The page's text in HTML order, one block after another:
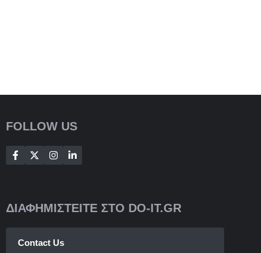
FOLLOW US
ΔΙΑΦΗΜΙΣΤΕΙΤΕ ΣΤΟ DO-IT.GR
Contact Us